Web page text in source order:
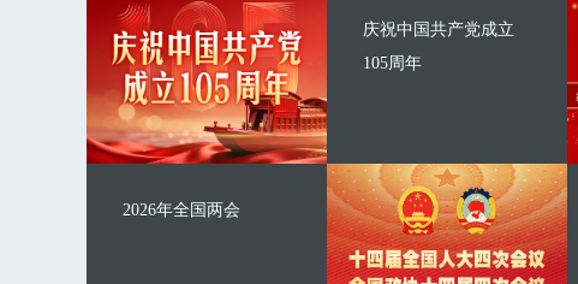
庆祝中国共产党成立
105周年
2026年全国两会